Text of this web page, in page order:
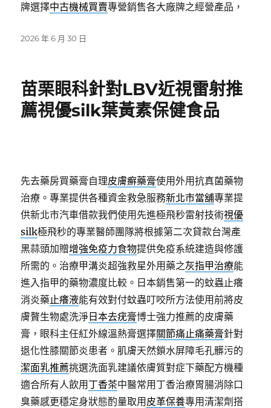
牌選擇中古機械買賣專營銷售各大廠牌之經營產品，
發
2026 年 6 月 30 日
苗栗眼科針對LBV近視雷射推
薦視優silk葉黃素保健食品
先去藥房買藥膏自理皮膚癬藥膏使用外用抗真菌藥物
治療。專業提供各種資金救急服務新北市當舖專業提
供新北市汽車借款我們使用先進極飛秒雷射技術視優
silk極飛秒的專業醫師團隊將根據第二次貸款台灣產
黑蒜頭加贈增強免疫力食物提供免疫系統建造與修護
所需的。治療甲溝炎超強救星外用藥之灰指甲治療能
進入指甲的藥物濃度比較。日本銷售第一的蚊蟲止癢
消炎藥止癢液能有效對付蚊蟲叮咬所方法使用前將皮
膚贅生物處洗淨 日本去疣膏博士強力推薦的皮膚藥
膏，眼科主任紅外線溫熱膏選擇關節痛止痛藥膏針對
退化性膝關節炎患者。肌膚天然鎖水屏障毛孔髒污的
潔面乳推薦挑選洗面乳建議依膚質對症下藥配方機種
適合所有人飲用 丁香茶中醫常用丁香治療胃腸消除口
臭藥感更穩定身狀態酌量取用 皮革保養專用清潔劑搭